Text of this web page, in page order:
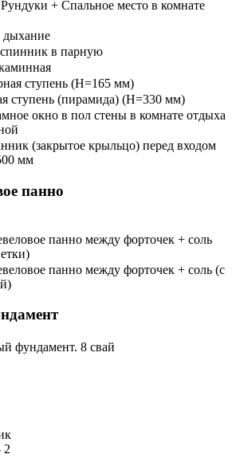
+ Спальное место в комнате
дыхание
в парную
ступень (H=165 мм)
ступень (пирамида) (H=330 мм)
окно в пол стены в комнате отдыха
(закрытое крыльцо) перед входом
мм
панно
панно между форточек + соль
панно между форточек + соль (с
фундамент. 8 свай